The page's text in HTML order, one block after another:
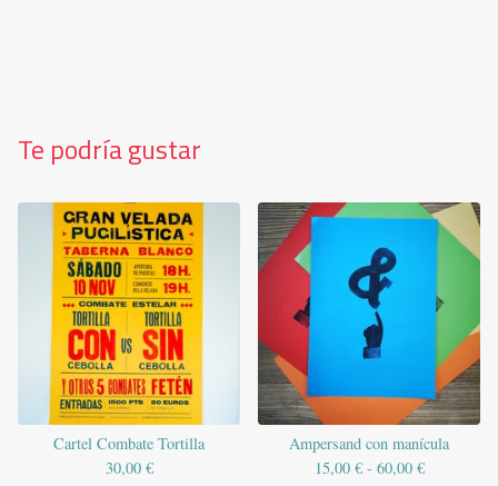
Te podría gustar
Cartel Combate Tortilla
30,00 €
Ampersand con manícula
15,00 €- 60,00 €